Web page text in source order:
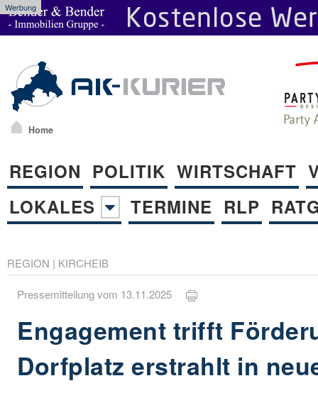
Werbung
Home
REGION POLITIK WIRTSCHAFT
LOKALES
TERMINE RLP
REGION | KIRCHEIB
Pressemitteilung vom 13.11.2025
Engagement trifft
Dorfplatz erstrahlt in